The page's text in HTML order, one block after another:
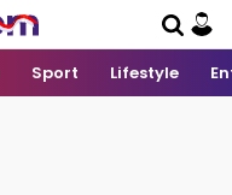
Sport Lifestyle